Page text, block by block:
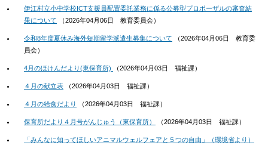
伊江村立小中学校ICT支援員配置委託業務に係る公募型プロポーザルの審査結
果について （2026年04月06日 教育委員会）
令和8年度夏休み海外短期留学派遣生募集について （2026年04月06日
教育委
員会）
4月のほけんだより(東保育所) （2026年04月03日 福祉課）
４月の献立表 （2026年04月03日 福祉課）
４月の給食だより （2026年04月03日 福祉課）
保育所だより４月号がんじゅう（東保育所） （2026年04月03日 福祉課）
「みんなに知ってほしいアニマルウェルフェアと５つの自由」（環境省より）